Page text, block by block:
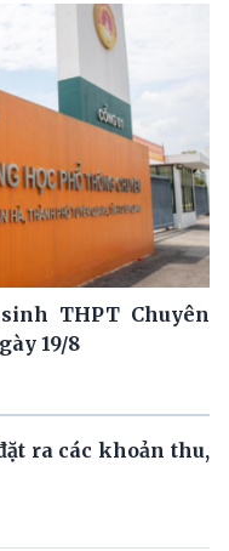
THPT Chuyên
19/8
ra các khoản thu,